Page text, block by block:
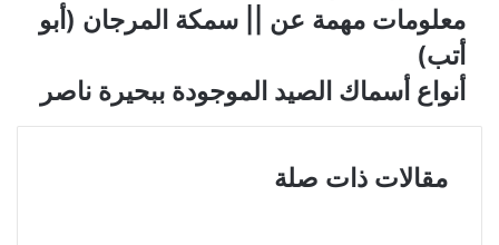
معلومات مهمة عن || سمكة المرجان (أبو
أتب)
أنواع أسماك الصيد الموجودة ببحيرة ناصر
مقالات ذات صلة